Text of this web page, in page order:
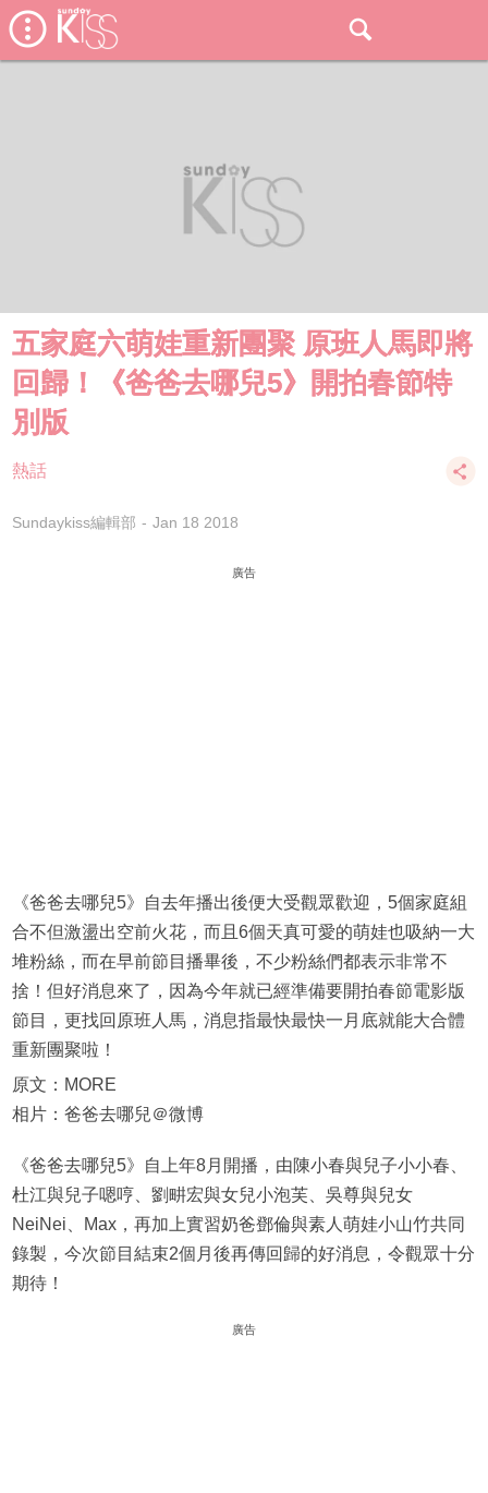
五家庭六萌娃重新團聚 原班人馬即將
回歸！《爸爸去哪兒5》開拍春節特
別版
熱話
Sundaykiss編輯部 Jan 18 2018
廣告
《爸爸去哪兒5》自去年播出後便大受觀眾歡迎，5個家庭組
合不但激盪出空前火花，而且6個天真可愛的萌娃也吸納一大
堆粉絲，而在早前節目播畢後，不少粉絲們都表示非常不
捨！但好消息來了，因為今年就已經準備要開拍春節電影版
節目，更找回原班人馬，消息指最快最快一月底就能大合體
重新團聚啦！
原文：MORE
相片：爸爸去哪兒＠微博
《爸爸去哪兒5》自上年8月開播，由陳小春與兒子小小春、
杜江與兒子嗯哼、劉畊宏與女兒小泡芙、吳尊與兒女
NeiNei、Max，再加上實習奶爸鄧倫與素人萌娃小山竹共同
錄製，今次節目結束2個月後再傳回歸的好消息，令觀眾十分
期待！
廣告